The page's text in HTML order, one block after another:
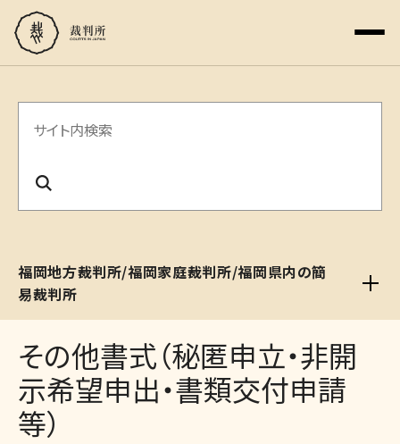
サ
内
索
福岡地方裁判所/福岡家庭裁判所/福岡県内の簡
易裁判所
その他書式（秘匿申立・非開
示希望申出・書類交付申請
等）